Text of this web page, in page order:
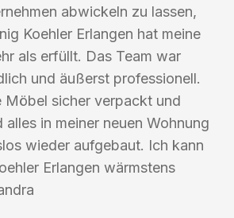
abwickeln zu lassen,
Koehler Erlangen hat meine
als erfüllt. Das Team war
und äußerst professionell.
Möbel sicher verpackt und
in meiner neuen Wohnung
wieder aufgebaut. Ich kann
Erlangen wärmstens